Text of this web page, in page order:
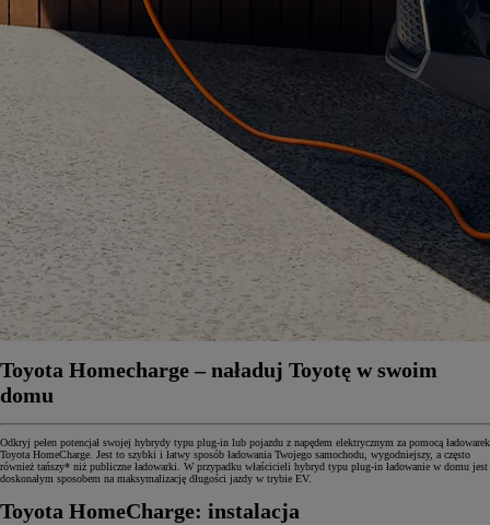
Toyota Homecharge – naładuj Toyotę w swoim
domu
Odkryj pełen potencjał swojej hybrydy typu plug-in lub pojazdu z napędem elektrycznym za pomocą ładowarek
Toyota HomeCharge. Jest to szybki i łatwy sposób ładowania Twojego samochodu, wygodniejszy, a często
również tańszy* niż publiczne ładowarki. W przypadku właścicieli hybryd typu plug-in ładowanie w domu jest
doskonałym sposobem na maksymalizację długości jazdy w trybie EV.
Toyota HomeCharge: instalacja